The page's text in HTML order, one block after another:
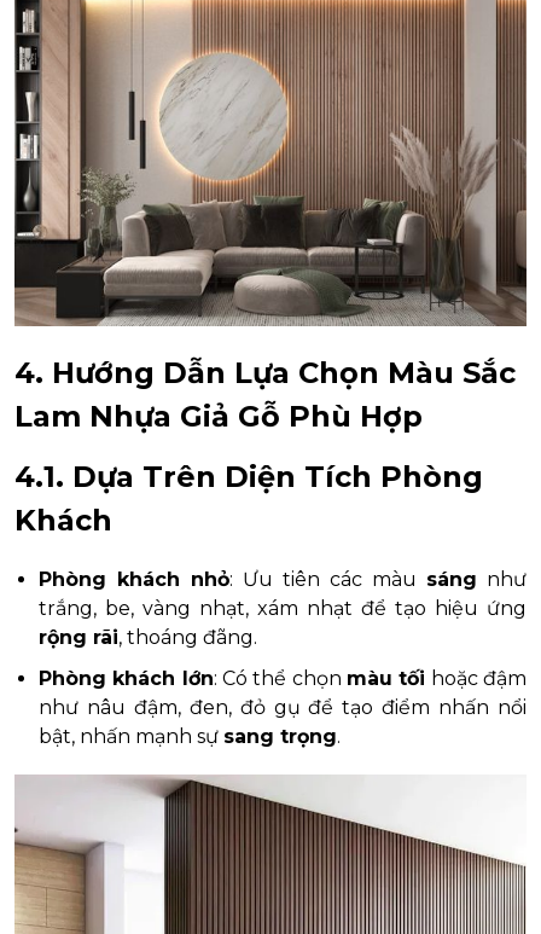
4. Hướng Dẫn Lựa Chọn Màu Sắc
Lam Nhựa Giả Gỗ Phù Hợp
4.1. Dựa Trên Diện Tích Phòng
Khách
Phòng khách nhỏ: Ưu tiên các màu sáng như
trắng, be, vàng nhạt, xám nhạt để tạo hiệu ứng
rộng rãi, thoáng đãng.
Phòng khách lớn: Có thể chọn màu tối hoặc đậm
như nâu đậm, đen, đỏ gụ để tạo điểm nhấn nổi
bật, nhấn mạnh sự sang trọng.